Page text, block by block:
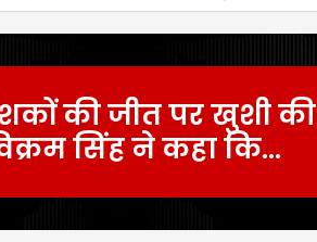
की जीत पर खुशी की
सिंह ने कहा कि…